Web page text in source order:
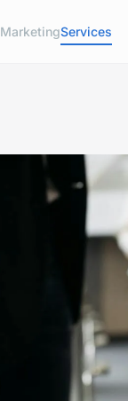
MarketingServices